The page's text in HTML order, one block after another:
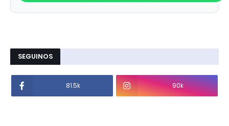
SEGUINOS
81.5k 90k